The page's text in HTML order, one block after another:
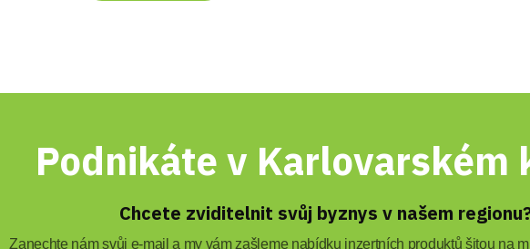
Podnikáte v Karlovarském
Chcete zviditelnit svůj byznys v našem
Zanechte nám svůj e-mail a my vám zašleme nabídku inzertních produktů šitou na